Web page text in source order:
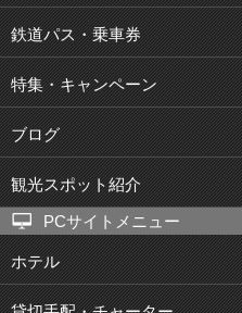
鉄道パス・乗車券
特集・キャンペーン
ブログ
観光スポット紹介
PCサイトメニュー
ホテル